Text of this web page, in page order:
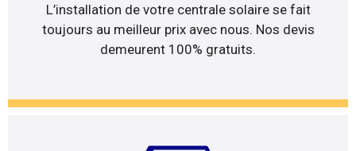
L’installation de votre centrale solaire se fait
toujours au meilleur prix avec nous. Nos devis
demeurent 100% gratuits.